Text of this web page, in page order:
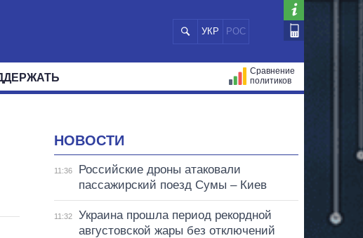
УКР РОС
Сравнение
политиков
НОВОСТИ
11:36
Российские дроны атаковали
пассажирский поезд Сумы – Киев
11:32
Украина прошла период рекордной
августовской жары без отключений